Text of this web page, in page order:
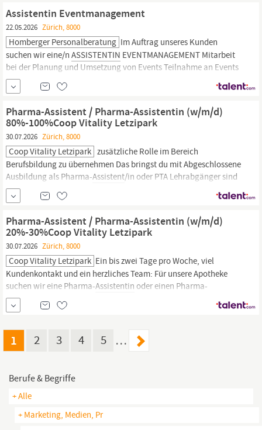
der Agentur
Assistentin Eventmanagement
22.05.2026 Zürich, 8000
Homberger Personalberatung Im Auftrag unseres Kunden
suchen wir eine/n ASSISTENTIN EVENTMANAGEMENT Mitarbeit
bei der Planung und Umsetzung von Events Teilnahme an Events
Organisatorische und administrative Aufgaben Beratung von
Kunden Koordinationsaufgaben Mitarbeit im
und
Sponsoring Unterstütung im Messebereich Anforderungen:
Kaufm. Ausbildung oder...
Pharma-Assistent / Pharma-Assistentin (w/m/d)
80%-100%Coop Vitality Letzipark
30.07.2026 Zürich, 8000
Coop Vitality Letzipark zusätzliche Rolle im Bereich
Berufsbildung zu übernehmen Das bringst du mit Abgeschlossene
Ausbildung als Pharma-Assistent/in oder PTA Lehrabgänger sind
herzlich willkommen Etwas Neues? Dazu sagst du gerne «Ja». Du
versprühst gute Laune und willst dich entfalten und
weiterentwickeln Das Miteinander im Team ist dir wichtig
Deutsch mindestens Niveau B2...
Pharma-Assistent / Pharma-Assistentin (w/m/d)
20%-30%Coop Vitality Letzipark
30.07.2026 Zürich, 8000
Coop Vitality Letzipark Ein bis zwei Tage pro Woche, viel
Kundenkontakt und ein herzliches Team: Für unsere Apotheke
suchen wir eine Pharma-Assistentin oder einen Pharma-
Assistenten
, die oder der uns jeweils montags und samstags
unterstützt. Perfekt für alle, die eine flexible Teilzeitstelle mit
1 2 3 4 5 …
Berufe & Begriffe
+ Alle
+ Marketing, Medien, Pr